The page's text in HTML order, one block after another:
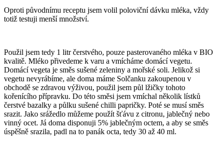
Oproti původnímu receptu jsem volil poloviční dávku mléka, vždy
totiž testuji menší množství.
Použil jsem tedy 1 litr čerstvého, pouze pasterovaného mléka v BIO
kvalitě. Mléko přivedeme k varu a vmícháme domácí vegetu.
Domácí vegeta je směs sušené zeleniny a mořské soli. Jelikož si
vegetu nevyrábíme, ale doma máme Solčanku zakoupenou v
obchodě se zdravou výživou, použil jsem půl lžičky tohoto
kořenícího přípravku. Do této směsi jsem vmíchal několik lístků
čerstvé bazalky a půlku sušené chilli papričky. Poté se musí směs
srazit. Jako srážedlo můžeme použít šťávu z citronu, jablečný nebo
vinný ocet. Já doma disponuji 5% jablečným octem, a aby se směs
úspěšně srazila, padl na to panák octa, tedy 30 až 40 ml.